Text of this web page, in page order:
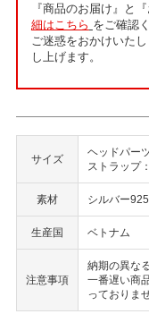
『商品のお届け』と
細はこちら をご確認
ご迷惑をおかけいた
し上げます。
サイズ
ヘッドパー
ストラップ
素材 シルバー
生産国 ベトナム
注意事項
納期の異な
一番遅い商
っておりま